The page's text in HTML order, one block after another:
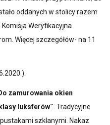
oddanych w stolicy razem
Weryfikacyjna
Więcej szczegółów- na 11
zamurowania okien
luksferów¨ . Tradycyjne
szklanymi. Nakaz